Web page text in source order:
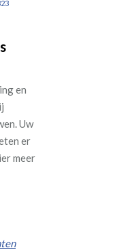
en
Uw
er
meer